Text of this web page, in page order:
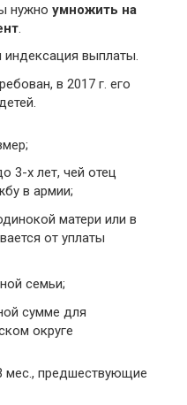
нужно умножить на
.
выплаты.
в 2017 г. его
3-х лет, чей отец
в армии;
матери или в
от уплаты
семьи;
сумме для
округе
мес., предшествующие